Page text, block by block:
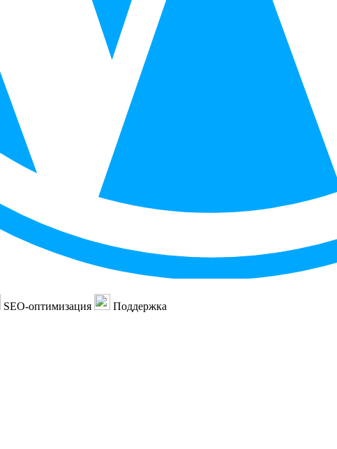
SEO-оптимизация
Поддержка